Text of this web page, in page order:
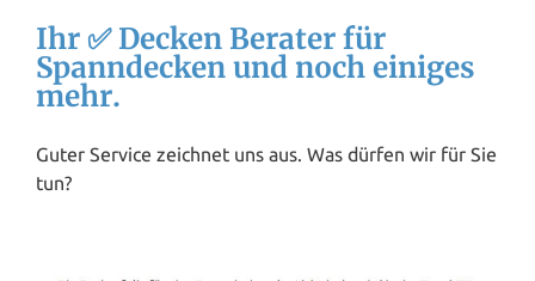
Ihr ✅ Decken Berater für
Spanndecken und noch einiges
mehr.
Guter Service zeichnet uns aus. Was dürfen wir für Sie
tun?